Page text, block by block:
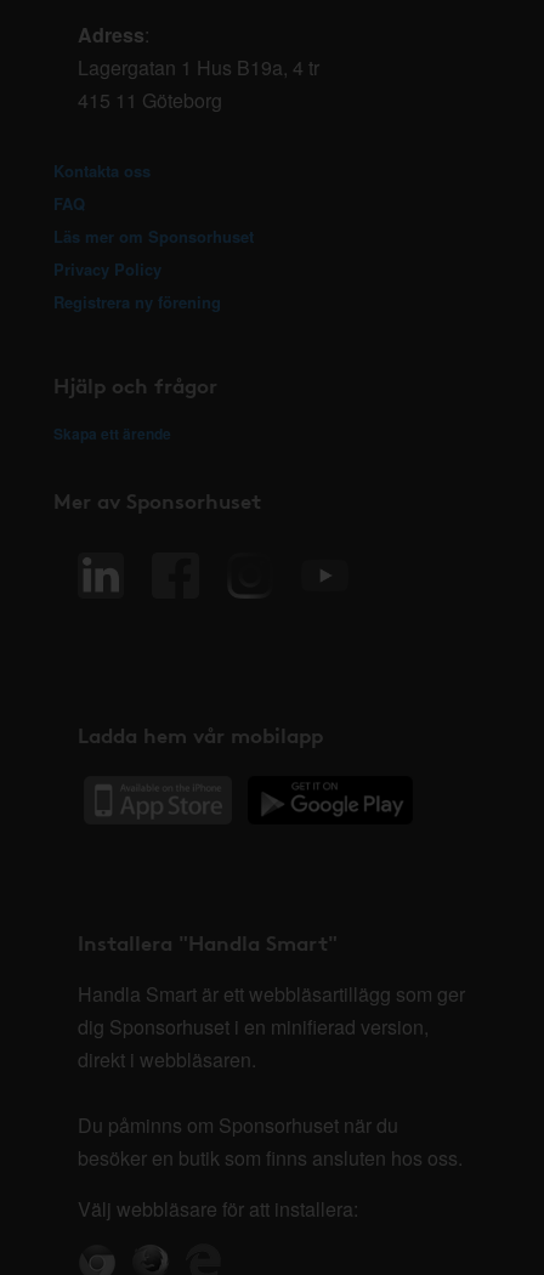
Adress:
Lagergatan 1 Hus B19a, 4 tr
415 11 Göteborg
Kontakta oss
FAQ
Läs mer om Sponsorhuset
Privacy Policy
Registrera ny förening
Hjälp och frågor
Skapa ett ärende
Mer av Sponsorhuset
Ladda hem vår mobilapp
Installera "Handla Smart"
Handla Smart är ett webbläsartillägg som ger
dig Sponsorhuset i en minifierad version,
direkt i webbläsaren.
Du påminns om Sponsorhuset när du
besöker en butik som finns ansluten hos oss.
Välj webbläsare för att installera: